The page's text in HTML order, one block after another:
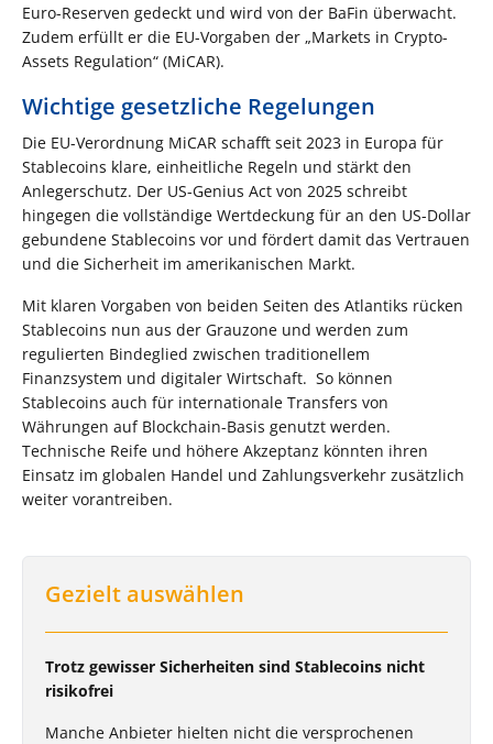
Euro-Reserven gedeckt und wird von der BaFin überwacht.
Zudem erfüllt er die EU-Vorgaben der „Markets in Crypto-
Assets Regulation“ (MiCAR).
Wichtige gesetzliche Regelungen
Die EU-Verordnung MiCAR schafft seit 2023 in Europa für
Stablecoins klare, einheitliche Regeln und stärkt den
Anlegerschutz. Der US-Genius Act von 2025 schreibt
hingegen die vollständige Wertdeckung für an den US-Dollar
gebundene Stablecoins vor und fördert damit das Vertrauen
und die Sicherheit im amerikanischen Markt.
Mit klaren Vorgaben von beiden Seiten des Atlantiks rücken
Stablecoins nun aus der Grauzone und werden zum
regulierten Bindeglied zwischen traditionellem
Finanzsystem und digitaler Wirtschaft. So können
Stablecoins auch für internationale Transfers von
Währungen auf Blockchain-Basis genutzt werden.
Technische Reife und höhere Akzeptanz könnten ihren
Einsatz im globalen Handel und Zahlungsverkehr zusätzlich
weiter vorantreiben.
Gezielt auswählen
Trotz gewisser Sicherheiten sind Stablecoins nicht
risikofrei
Manche Anbieter hielten nicht die versprochenen